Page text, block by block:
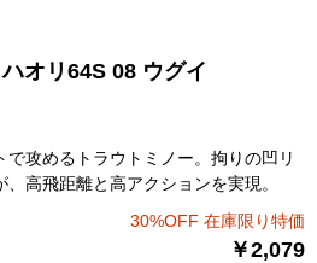
オリ64S 08 ウグイ
で攻めるトラウトミノー。拘りの凹リ
高飛距離と高アクションを実現。
30%OFF 在庫限り特価
￥2,079